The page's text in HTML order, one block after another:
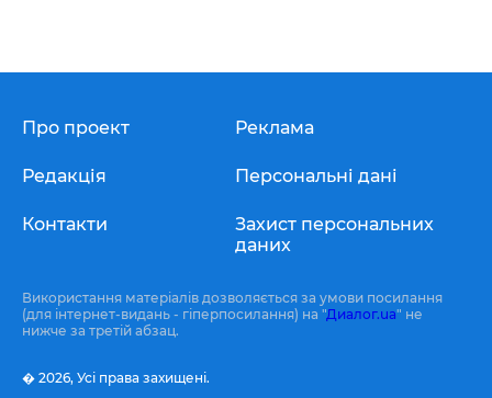
Про проект
Редакція
Контакти
Реклама
Персональні дані
Захист персональних
даних
Використання матеріалів дозволяється за умови посилання
(для інтернет-видань - гіперпосилання) на "Диалог.ua" не
нижче за третій абзац.
� 2026, Усі права захищені.